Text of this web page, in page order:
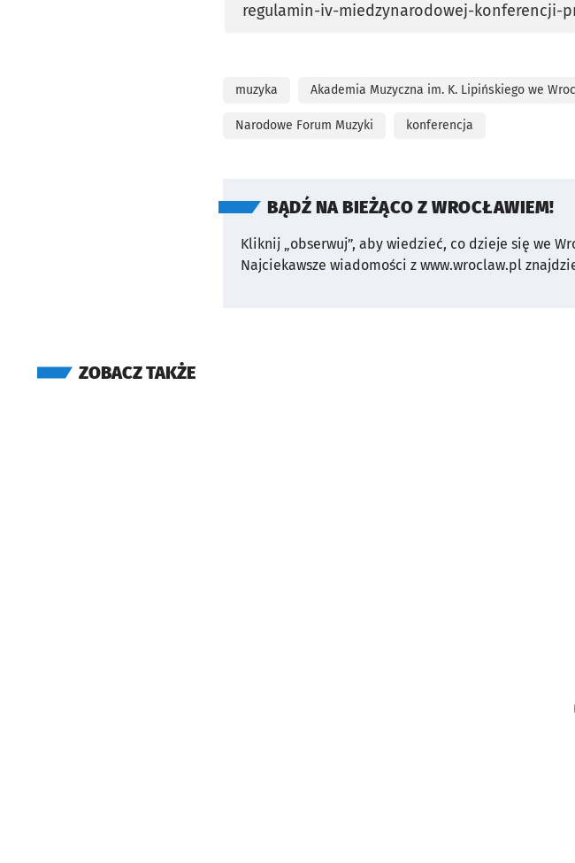
regulamin-iv-miedzynarodowej-konferencji-
otworzy się w nowej karcie
muzyka Akademia Muzyczna im. K. Lipińskiego we
Narodowe Forum Muzyki konferencja
BĄDŹ NA BIEŻĄCO Z WROCŁAWIEM!
Kliknij „obserwuj”, aby wiedzieć, co dzieje się we
Najciekawsze wiadomości z www.wroclaw.pl
ZOBACZ TAKŻE